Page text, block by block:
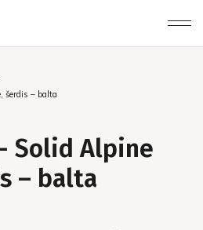
– balta
- Solid Alpine
– balta